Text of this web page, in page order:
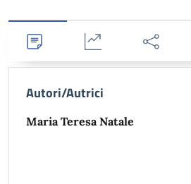
Dettagli Statistiche Condividi
Autori/Autrici
Maria Teresa Natale